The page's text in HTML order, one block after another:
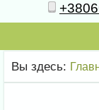
Вы здесь: